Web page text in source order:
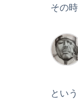
その時
とい